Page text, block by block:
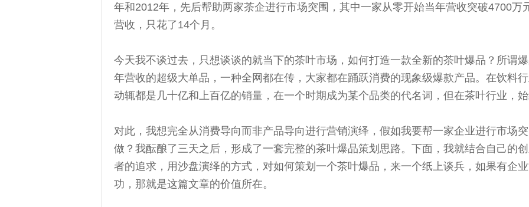
年和2012年，先后帮助两家茶企进行市场突围，其中一家从零开始当年营收突破4700万
营收，只花了14个月。
今天我不谈过去，只想谈谈的就当下的茶叶市场，如何打造一款全新的茶叶爆品？所谓
年营收的超级大单品，一种全网都在传，大家都在踊跃消费的现象级爆款产品。在饮料
动辄都是几十亿和上百亿的销量，在一个时期成为某个品类的代名词，但在茶叶行业，
对此，我想完全从消费导向而非产品导向进行营销演绎，假如我要帮一家企业进行市场
做？我酝酿了三天之后，形成了一套完整的茶叶爆品策划思路。下面，我就结合自己的
者的追求，用沙盘演绎的方式，对如何策划一个茶叶爆品，来一个纸上谈兵，如果有企
功，那就是这篇文章的价值所在。